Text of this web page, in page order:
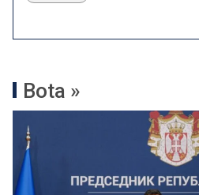
Bota »